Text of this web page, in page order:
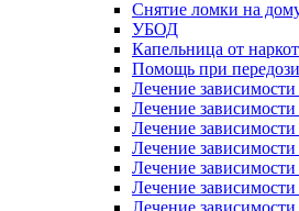
Снятие ломки на
УБОД
Капельница от
Помощь при
Лечение
Лечение
Лечение
Лечение
Лечение зависимости
Лечение зависимости
Лечение